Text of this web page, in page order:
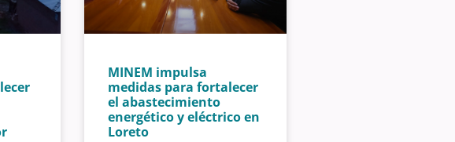
MINEM impulsa
medidas para fortalecer
el abastecimiento
energético y eléctrico en
Loreto